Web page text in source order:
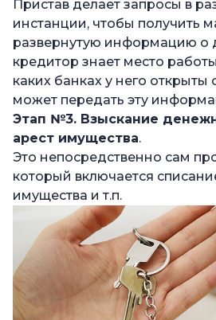
Пристав делает запросы в
инстанции, чтобы получить
развернутую информацию о
кредитор знает место
каких банках у него открыты
может передать эту
Этап №3. Взыскание
арест имущества.
Это непосредственно сам
который включается
имущества и т.п.